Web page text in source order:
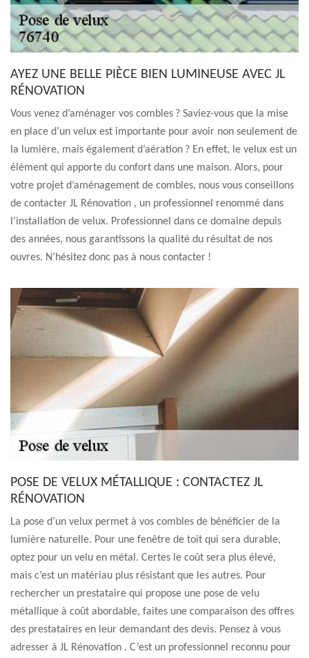
AYEZ UNE BELLE PIÈCE BIEN LUMINEUSE AVEC JL
RÉNOVATION
Vous venez d’aménager vos combles ? Saviez-vous que la mise
en place d’un velux est importante pour avoir non seulement de
la lumière, mais également d’aération ? En effet, le velux est un
élément qui apporte du confort dans une maison. Alors, pour
votre projet d’aménagement de combles, nous vous conseillons
de contacter JL Rénovation , un professionnel renommé dans
l’installation de velux. Professionnel dans ce domaine depuis
des années, nous garantissons la qualité du résultat de nos
ouvres. N’hésitez donc pas à nous contacter !
POSE DE VELUX MÉTALLIQUE : CONTACTEZ JL
RÉNOVATION
La pose d’un velux permet à vos combles de bénéficier de la
lumière naturelle. Pour une fenêtre de toit qui sera durable,
optez pour un velu en métal. Certes le coût sera plus élevé,
mais c’est un matériau plus résistant que les autres. Pour
rechercher un prestataire qui propose une pose de velu
métallique à coût abordable, faites une comparaison des offres
des prestataires en leur demandant des devis. Pensez à vous
adresser à JL Rénovation . C’est un professionnel reconnu pour